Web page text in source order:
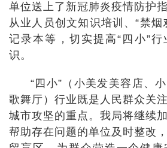
单位送上了新冠肺炎疫情防护
从业人员创文知识培训、“禁烟
记录本等，切实提高“四小”
识。
“四小”（小美发美容店、
歌舞厅）行业既是人民群众关
城市攻坚的重点。我局将继续
帮助存在问题的单位及时整改